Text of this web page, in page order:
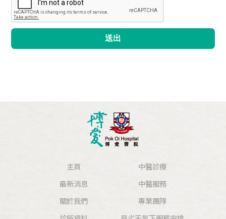
送出
主頁
最新消息
關於我們
中醫診療
中醫服務
專業團隊